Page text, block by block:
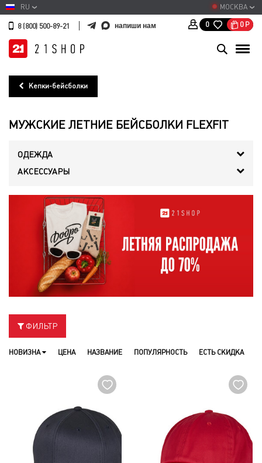
МОСКВА
RU
8 (800) 500-89-21 напиши нам 0 0 Р
Кепки-бейсболки
МУЖСКИЕ ЛЕТНИЕ БЕЙСБОЛКИ FLEXFIT
ОДЕЖДА
АКСЕССУАРЫ
ФИЛЬТР
НОВИЗНА ЦЕНА НАЗВАНИЕ ПОПУЛЯРНОСТЬ ЕСТЬ СКИДКА